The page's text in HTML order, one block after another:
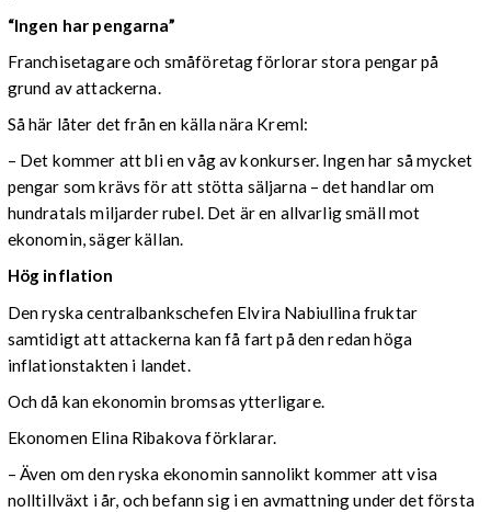
“Ingen har pengarna”
Franchisetagare och småföretag förlorar stora pengar på
grund av attackerna.
Så här låter det från en källa nära Kreml:
– Det kommer att bli en våg av konkurser. Ingen har så mycket
pengar som krävs för att stötta säljarna – det handlar om
hundratals miljarder rubel. Det är en allvarlig smäll mot
ekonomin, säger källan.
Hög inflation
Den ryska centralbankschefen Elvira Nabiullina fruktar
samtidigt att attackerna kan få fart på den redan höga
inflationstakten i landet.
Och då kan ekonomin bromsas ytterligare.
Ekonomen Elina Ribakova förklarar.
– Även om den ryska ekonomin sannolikt kommer att visa
nolltillväxt i år, och befann sig i en avmattning under det första